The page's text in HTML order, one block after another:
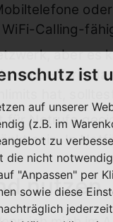
Calling-
aber es
Tarif,
hat,
für Notrufe
sein. In
nutzen
ist
auf unserer
(z.B. im
zu
die nicht
"Anpassen" per
sowie diese